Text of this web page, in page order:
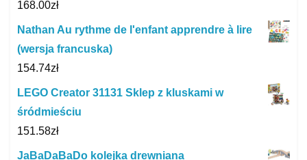
168.00zł
Nathan Au rythme de l'enfant apprendre à lire
(wersja francuska)
154.74zł
LEGO Creator 31131 Sklep z kluskami w
śródmieściu
151.58zł
JaBaDaBaDo kolejka drewniana